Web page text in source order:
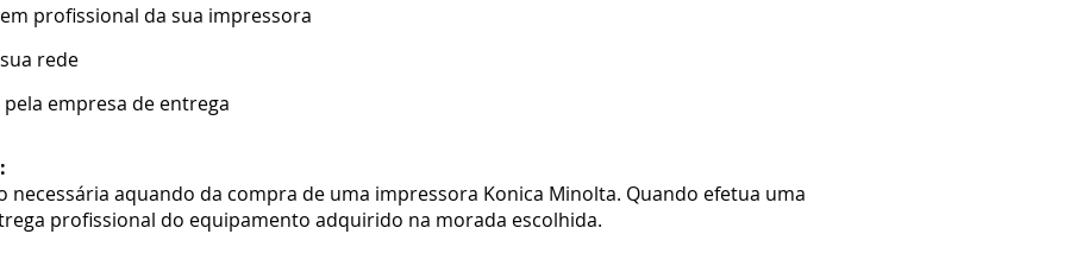
profissional da sua impressora
rede
empresa de entrega
necessária aquando da compra de uma impressora Konica Minolta. Quando efetua uma
profissional do equipamento adquirido na morada escolhida.